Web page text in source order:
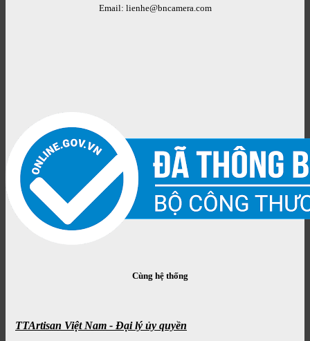
Email: lienhe@bncamera.com
Cùng hệ thống
TTArtisan Việt Nam - Đại lý ủy quyền